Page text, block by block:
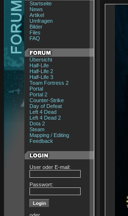
Startseite
News
Artikel
Umfragen
Bilder
Files
FAQ
Übersicht
Half-Life
Half-Life 2
Half-Life 3
Team Fortress 2
Portal
Portal 2
Counter-Strike
Day of Defeat
Left 4 Dead
Left 4 Dead 2
Dota 2
Steam
Mapping / Editing
Feedback
User oder E-mail:
Passwort: